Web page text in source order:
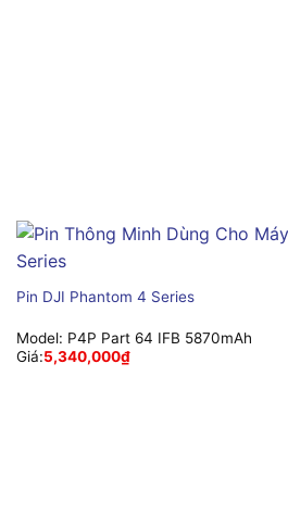
Pin DJI Phantom 4 Series
Model: P4P Part 64 IFB 5870mAh
Giá:5,340,000₫